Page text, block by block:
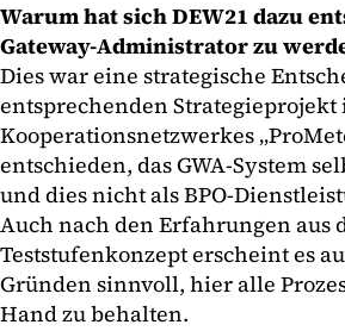
Warum hat sich DEW21 dazu
Gateway-Administrator zu
Dies war eine strategische
entsprechenden
Kooperationsnetzwerkes
entschieden, das GWA-System
und dies nicht als BPO-
Auch nach den Erfahrungen aus
Teststufenkonzept erscheint es
Gründen sinnvoll, hier alle
Hand zu behalten.